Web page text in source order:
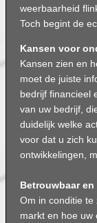
weerbaarheid
Toch begint de
Kansen voor
Kansen zien en
moet de juiste
bedrijf financieel
van uw bedrijf,
duidelijk welke
voor dat u zich
ontwikkelingen,
Betrouwbaar
Om in conditie
markt en hoe uw